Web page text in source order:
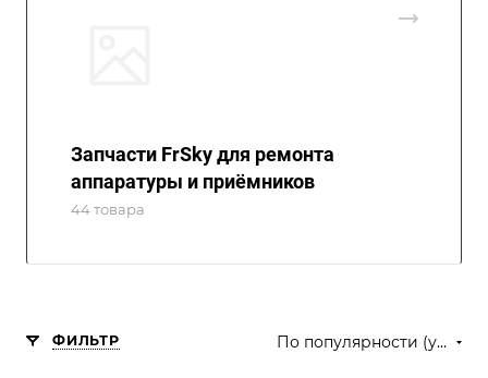
Запчасти FrSky для ремонта
аппаратуры и приёмников
44 товара
ФИЛЬТР По популярности (убывание)